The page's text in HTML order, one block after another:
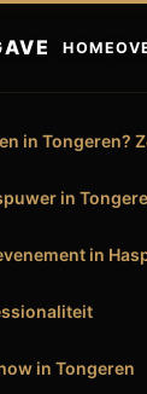
HOME
in Tongeren?
in
in
in Tongeren